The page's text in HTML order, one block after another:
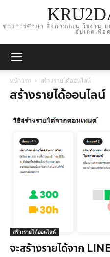
ข่าวการศึกษา สื่อการสอน ใบงาน
อัปเดตเพื่อ
หน้าแรก สร้างรายได้ออนไลน์
สร้างรายได้ออนไลน์
สร้างรายได้ออนไลน์
จะสร้างรายได้จาก